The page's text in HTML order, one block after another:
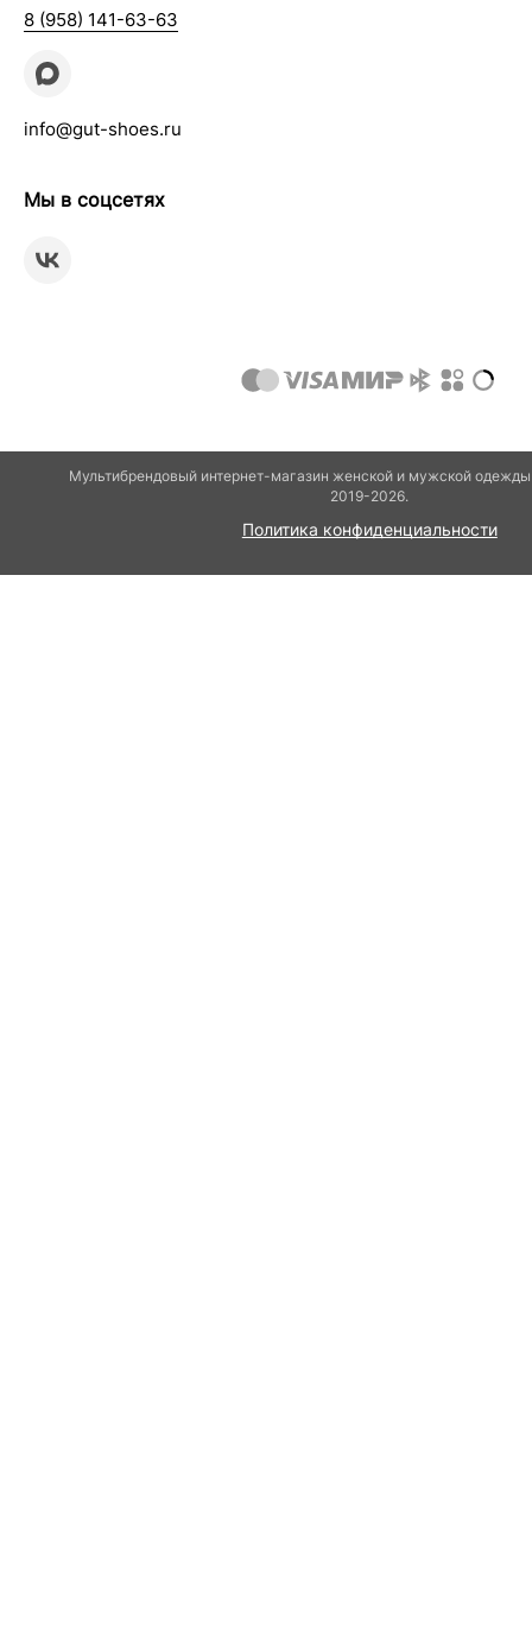
8 (958) 141-63-63
info@gut-shoes.ru
Мы в соцсетях
Мультибрендовый интернет-магазин женской и мужской
2019-2026.
Политика конфиденциальности